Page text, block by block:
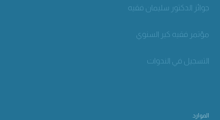
جوائز الدكتور سليمان فقيه
مؤتمر فقيه كير السنوي
التسجيل في الندوات
الموارد